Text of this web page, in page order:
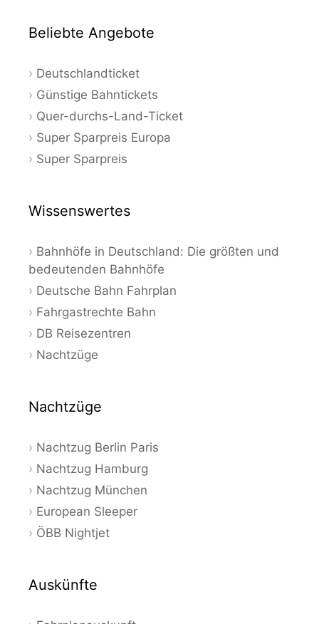
Beliebte Angebote
Deutschlandticket
Günstige Bahntickets
Quer-durchs-Land-Ticket
Super Sparpreis Europa
Super Sparpreis
Wissenswertes
Bahnhöfe in Deutschland: Die größten und
bedeutenden Bahnhöfe
Deutsche Bahn Fahrplan
Fahrgastrechte Bahn
DB Reisezentren
Nachtzüge
Nachtzüge
Nachtzug Berlin Paris
Nachtzug Hamburg
Nachtzug München
European Sleeper
ÖBB Nightjet
Auskünfte